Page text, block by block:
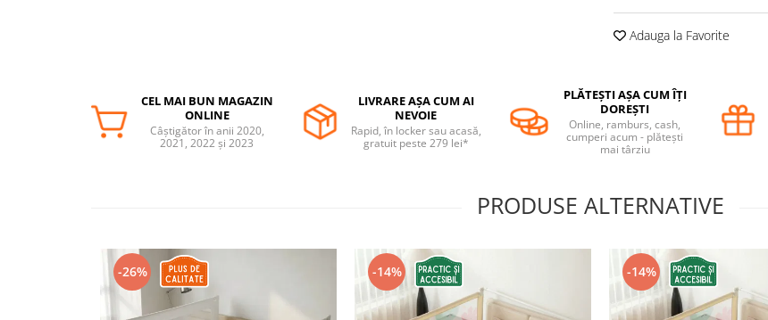
Somnul bebelusului
Carucioare si scaune auto
Accesorii bebelusi / nou-nascuti
Perne si saltele bebelusi
Diversificare bebelusi
Adauga la Favorite
CEL MAI BUN MAGAZIN
ONLINE
Câștigător în anii 2020,
2021, 2022 și 2023
LIVRARE AȘA CUM AI
NEVOIE
Rapid, în locker sau acasă,
gratuit peste 279 lei*
PLĂTEȘTI AȘA CUM ÎȚI
DOREȘTI
Online, ramburs, cash,
cumperi acum - plătești
mai târziu
PRODUSE ALTERNATIVE
-26% -14% -14%